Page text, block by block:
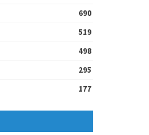
690
519
498
295
177